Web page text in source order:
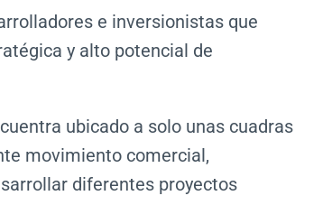
e inversionistas que
y alto potencial de
ubicado a solo unas cuadras
movimiento comercial,
diferentes proyectos